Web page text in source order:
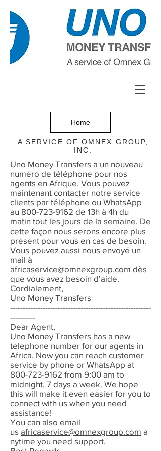
Home
A SERVICE OF OMNEX GROUP,
INC
Uno Money Transfers a un nouveau
numéro de téléphone pour nos
agents en Afrique. Vous pouvez
maintenant contacter notre service
clients par téléphone ou WhatsApp
au 800-723-9162 de 13h à 4h du
matin tout les jours de la semaine. De
cette façon nous serons encore plus
présent pour vous en cas de besoin.
Vous pouvez aussi nous envoyé un
mail à
africaservice@omnexgroup.com dès
que vous avez besoin d’aide.
Cordialement,
Uno Money Transfers
--------------------------------------------------------
----------
Dear Agent,
Uno Money Transfers has a new
telephone number for our agents in
Africa. Now you can reach customer
service by phone or WhatsApp at
800-723-9162 from 9:00 am to
midnight, 7 days a week. We hope
this will make it even easier for you to
connect with us when you need
assistance!
You can also email
us africaservice@omnexgroup.com a
nytime you need support.